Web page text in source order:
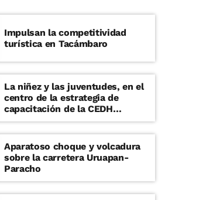
Impulsan la competitividad
turística en Tacámbaro
La niñez y las juventudes, en el
centro de la estrategia de
capacitación de la CEDH
Michoacán
Aparatoso choque y volcadura
sobre la carretera Uruapan-
Paracho